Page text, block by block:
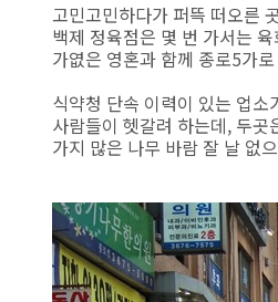
고민고민하다가 퍼뜩 떠오른
백제 정육점은 몇 번 가서는
가엾은 영혼과 함께 종로5가
식약청 단속 이력이 있는 업
사람들이 헷갈려 하는데, 두
가지 많은 나무 바람 잘 날 없